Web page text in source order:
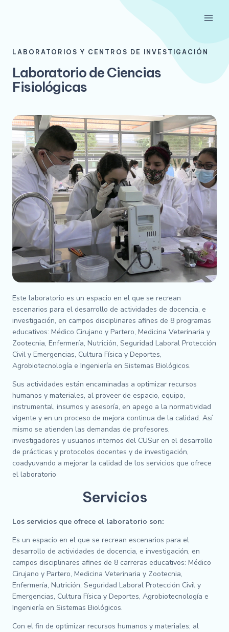
LABORATORIOS Y CENTROS DE INVESTIGACIÓN
Laboratorio de Ciencias
Fisiológicas
Este laboratorio es un espacio en el que se recrean
escenarios para el desarrollo de actividades de docencia, e
investigación, en campos disciplinares afines de 8 programas
educativos: Médico Cirujano y Partero, Medicina Veterinaria y
Zootecnia, Enfermería, Nutrición, Seguridad Laboral Protección
Civil y Emergencias, Cultura Física y Deportes,
Agrobiotecnología e Ingeniería en Sistemas Biológicos.
Sus actividades están encaminadas a optimizar recursos
humanos y materiales, al proveer de espacio, equipo,
instrumental, insumos y asesoría, en apego a la normatividad
vigente y en un proceso de mejora continua de la calidad. Así
mismo se atienden las demandas de profesores,
investigadores y usuarios internos del CUSur en el desarrollo
de prácticas y protocolos docentes y de investigación,
coadyuvando a mejorar la calidad de los servicios que ofrece
el laboratorio
Servicios
Los servicios que ofrece el laboratorio son:
Es un espacio en el que se recrean escenarios para el
desarrollo de actividades de docencia, e investigación, en
campos disciplinares afines de 8 carreras educativos: Médico
Cirujano y Partero, Medicina Veterinaria y Zootecnia,
Enfermería, Nutrición, Seguridad Laboral Protección Civil y
Emergencias, Cultura Física y Deportes, Agrobiotecnología e
Ingeniería en Sistemas Biológicos.
Con el fin de optimizar recursos humanos y materiales; al